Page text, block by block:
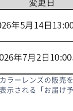
ラーレンズの販売
示される「お届け